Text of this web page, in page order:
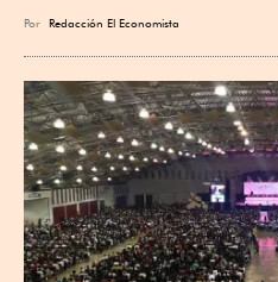
Por Redacción El Economista